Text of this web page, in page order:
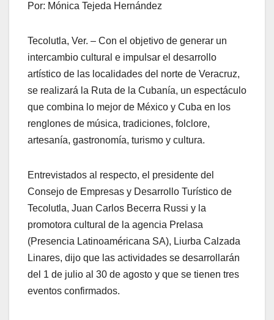
Por: Mónica Tejeda Hernández
Tecolutla, Ver. – Con el objetivo de generar un
intercambio cultural e impulsar el desarrollo
artístico de las localidades del norte de Veracruz,
se realizará la Ruta de la Cubanía, un espectáculo
que combina lo mejor de México y Cuba en los
renglones de música, tradiciones, folclore,
artesanía, gastronomía, turismo y cultura.
Entrevistados al respecto, el presidente del
Consejo de Empresas y Desarrollo Turístico de
Tecolutla, Juan Carlos Becerra Russi y la
promotora cultural de la agencia Prelasa
(Presencia Latinoaméricana SA), Liurba Calzada
Linares, dijo que las actividades se desarrollarán
del 1 de julio al 30 de agosto y que se tienen tres
eventos confirmados.